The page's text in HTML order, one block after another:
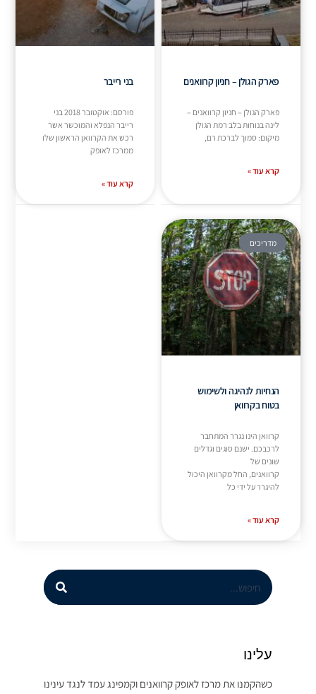
פארק הגולן – חניון קרוואנים
פארק הגולן – חניון קרוואנים –
לינה בנוחות בלב רמת הגולן
מיקום: סמוך לברכת רם,
קרא עוד »
בני רייבר
פורסם: אוקטובר 2018 בני
רייבר הנפלא והמוכשר אשר
רכש את הקרוואן הראשון שלו
ממרכז לאופק
קרא עוד »
מדריכים
הנחיות לנהיגה ולשימוש
בטוח בקרוואן
קרוואן הינו נגרר המתחבר
לרכבכם. ישנם סוגים וגדלים
שונים של
קרוואנים, החל מקרוואן היכול
להיגרר על ידי כל
קרא עוד »
עלינו
כשהקמנו את מרכז לאופק קרוואנים וקמפינג עמד לנגד עינינו